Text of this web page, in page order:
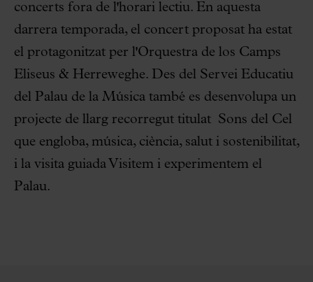
concerts fora de l'horari lectiu. En aquesta
darrera temporada, el concert proposat ha estat
el protagonitzat per l'Orquestra de los Camps
Eliseus & Herreweghe. Des del Servei Educatiu
del Palau de la Música també es desenvolupa un
projecte de llarg recorregut titulat Sons del Cel
que engloba, música, ciència, salut i sostenibilitat,
i la visita guiada Visitem i experimentem el
Palau.